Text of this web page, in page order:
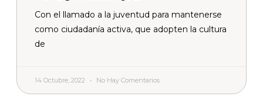
Con el llamado a la juventud para mantenerse
como ciudadanía activa, que adopten la cultura
de
14 Octubre, 2022 No Hay Comentarios